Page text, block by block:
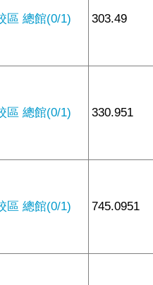
區 總館(0/1) 303.49
區 總館(0/1) 330.951
區 總館(0/1) 745.0951